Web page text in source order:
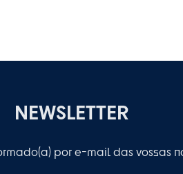
NEWSLETTER
por e-mail das vossas